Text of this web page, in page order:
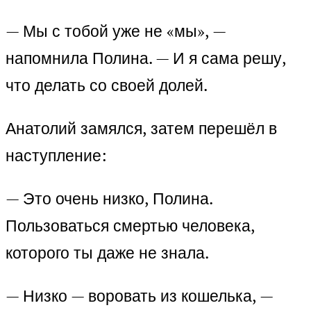
— Мы с тобой уже не «мы», —
напомнила Полина. — И я сама решу,
что делать со своей долей.
Анатолий замялся, затем перешёл в
наступление:
— Это очень низко, Полина.
Пользоваться смертью человека,
которого ты даже не знала.
— Низко — воровать из кошелька, —